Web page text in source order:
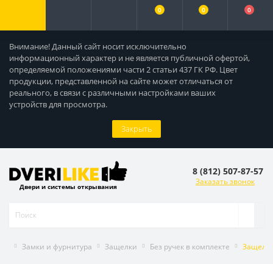
Внимание! Данный сайт носит исключительно
информационный характер и не является публичной офертой,
определяемой положениями части 2 статьи 437 ГК РФ. Цвет
продукции, представленной на сайте может отличаться от
реального, в связи с различными настройками ваших
устройств для просмотра.
Закрыть
0 0 0
Двери и системы открывания
8 (812) 507-87-57
Заказать звонок
Замки и фурнитура Защелки Без ручек в комплекте